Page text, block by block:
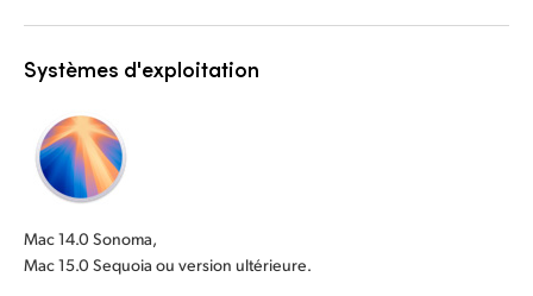
Systèmes d'exploitation
Mac 14.0 Sonoma,
Mac 15.0 Sequoia ou version ultérieure.